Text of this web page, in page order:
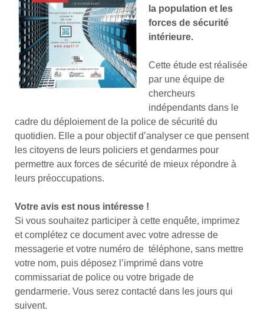
la population et les
forces de sécurité
intérieure.
Cette étude est réalisée
par une équipe de
chercheurs
indépendants dans le
cadre du déploiement de la police de sécurité du
quotidien. Elle a pour objectif d’analyser ce que pensent
les citoyens de leurs policiers et gendarmes pour
permettre aux forces de sécurité de mieux répondre à
leurs préoccupations.
Votre avis est nous intéresse !
Si vous souhaitez participer à cette enquête, imprimez
et complétez ce document avec votre adresse de
messagerie et votre numéro de téléphone, sans mettre
votre nom, puis déposez l’imprimé dans votre
commissariat de police ou votre brigade de
gendarmerie. Vous serez contacté dans les jours qui
suivent.